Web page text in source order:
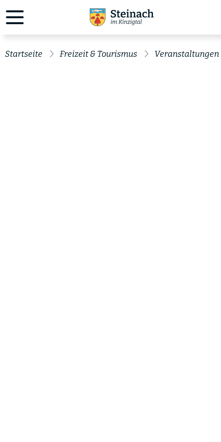
Startseite Freizeit & Tourismus Veranstaltungen